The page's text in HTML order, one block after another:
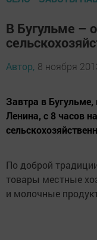
В Бугульме –
Автор, 8 ноября
Завтра в Бугульме,
Ленина, с 8 часов
По доброй
товары местные
и молочные